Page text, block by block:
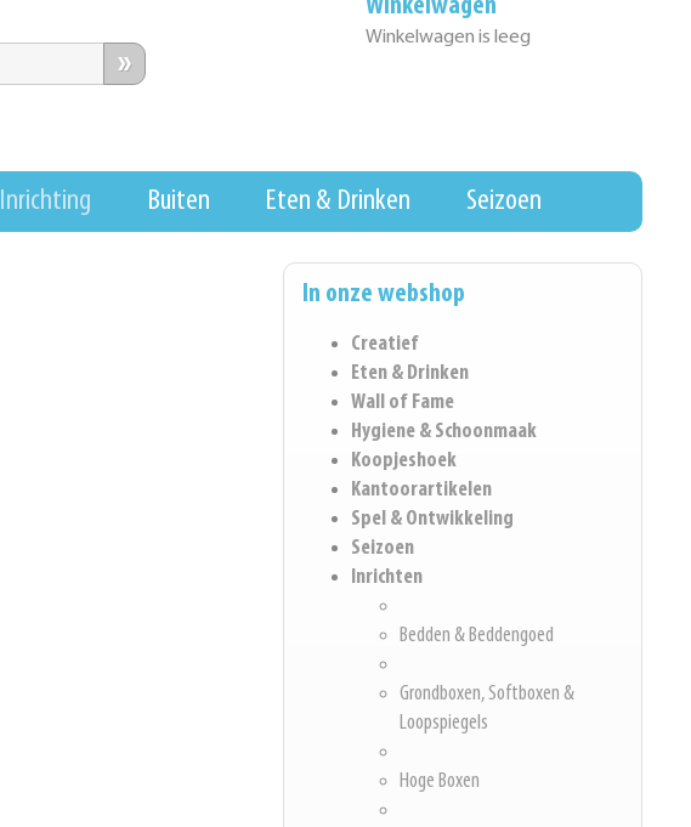
Winkelwagen
Winkelwagen is leeg
»
Inrichting Buiten Eten & Drinken Seizoen
In onze webshop
Creatief
Eten & Drinken
Wall of Fame
Hygiene & Schoonmaak
Koopjeshoek
Kantoorartikelen
Spel & Ontwikkeling
Seizoen
Inrichten
Bedden & Beddengoed
Grondboxen, Softboxen &
Loopspiegels
Hoge Boxen